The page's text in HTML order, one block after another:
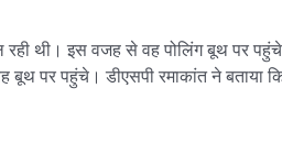
रही थी। इस वजह से वह पोलिंग बूथ पर
पर पहुंचे। डीएसपी रमाकांत ने बताया